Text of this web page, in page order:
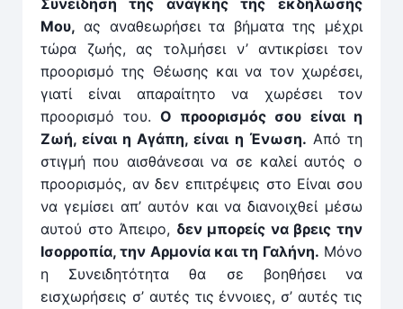
Συνείδηση της ανάγκης της εκδήλωσής
Μου, ας αναθεωρήσει τα βήματα της μέχρι
τώρα ζωής, ας τολμήσει ν’ αντικρίσει τον
προορισμό της Θέωσης και να τον χωρέσει,
γιατί είναι απαραίτητο να χωρέσει τον
προορισμό του. Ο προορισμός σου είναι η
Ζωή, ­είναι η Αγάπη, είναι η Ένωση. Από τη
στιγμή που αισθά­νεσαι να σε καλεί αυτός ο
προορισμός, αν δεν επιτρέψεις στο Είναι σου
να γεμίσει απ’ αυτόν και να διανοιχθεί μέσω
αυτού στο Άπειρο, δεν μπορείς να βρεις την
Ισορροπία, την Αρμονία και τη Γαλήνη. Μόνο
η Συνειδητότητα θα σε βοηθήσει να
εισχωρήσεις σ’ αυτές τις έννοιες, σ’ αυτές τις